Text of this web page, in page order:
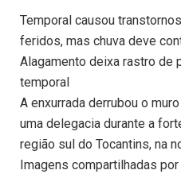
Temporal causou
feridos, mas chuva deve
Alagamento deixa rastro de
temporal
A enxurrada derrubou o
uma delegacia durante a
região sul do Tocantins, na
Imagens compartilhadas